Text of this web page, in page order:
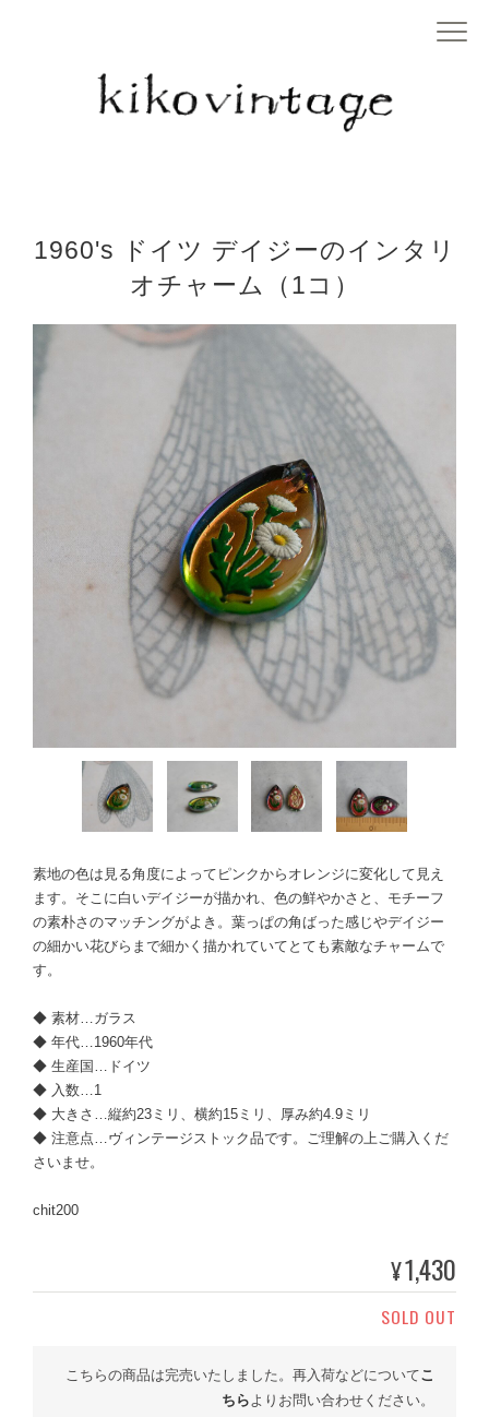
1960's ドイツ デイジーのインタリ
オチャーム（1コ）
素地の色は見る角度によってピンクからオレンジに変化して見え
ます。そこに白いデイジーが描かれ、色の鮮やかさと、モチーフ
の素朴さのマッチングがよき。葉っぱの角ばった感じやデイジー
の細かい花びらまで細かく描かれていてとても素敵なチャームで
す。
◆ 素材…ガラス
◆ 年代…1960年代
◆ 生産国…ドイツ
◆ 入数…1
◆ 大きさ…縦約23ミリ、横約15ミリ、厚み約4.9ミリ
◆ 注意点…ヴィンテージストック品です。ご理解の上ご購入くだ
さいませ。
chit200
¥1,430
SOLD OUT
こちらの商品は完売いたしました。再入荷などについてこ
ちらよりお問い合わせください。